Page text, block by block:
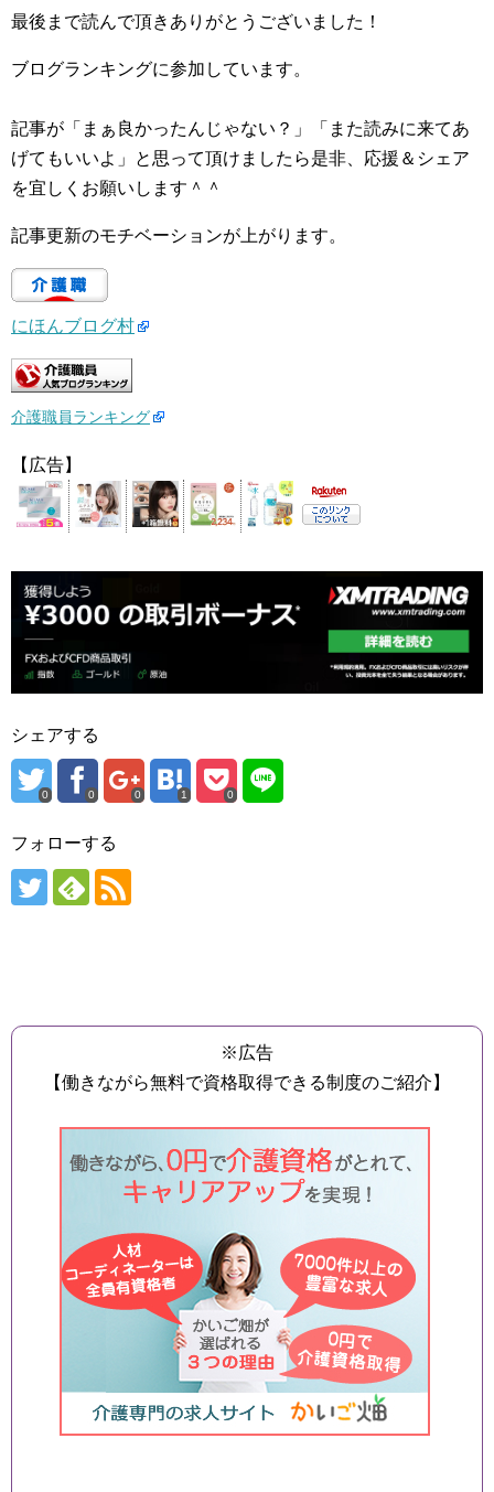
最後まで読んで頂きありがとうございました！
ブログランキングに参加しています。
記事が「まぁ良かったんじゃない？」「また読みに来てあ
げてもいいよ」と思って頂けましたら是非、応援＆シェア
を宜しくお願いします＾＾
記事更新のモチベーションが上がります。
にほんブログ村
介護職員ランキング
【広告】
シェアする
0 0 0 1 0
フォローする
※広告
【働きながら無料で資格取得できる制度のご紹介】